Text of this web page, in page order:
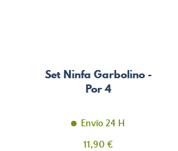
Set Ninfa Garbolino -
Por 4
Envío 24 H
Precio
11,90 €